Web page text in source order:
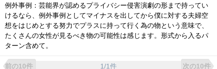
例外事例：芸能界が認めるプライバシー侵害演劇の形まで持ってい
けるなら、例外事例としてマイナスを出してから僕に対する夫婦空
想をはじめとする努力でプラスに持って行く為の物という意味で、
たくさんの女性が見るべき物の可能性は感じます。形式から入るパ
ターン含めて。
前の10件 1/1件 次の10件